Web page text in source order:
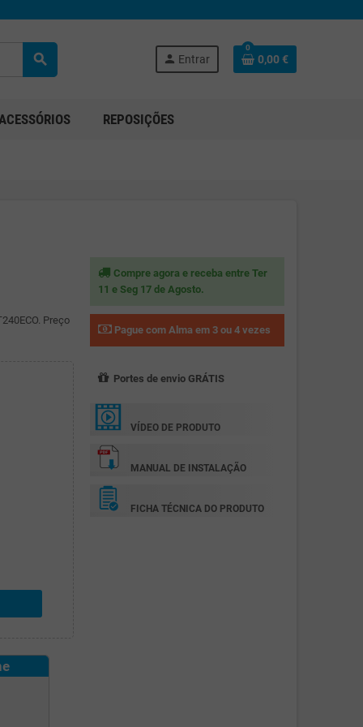
search person Entrar
0
0,00 €
REPOSIÇÕES
Preço
Compre agora e receba entre Ter
11 e Seg 17 de Agosto.
Pague com Alma em 3 ou 4 vezes
Portes de envio GRÁTIS
VÍDEO DE PRODUTO
MANUAL DE INSTALAÇÃO
FICHA TÉCNICA DO PRODUTO